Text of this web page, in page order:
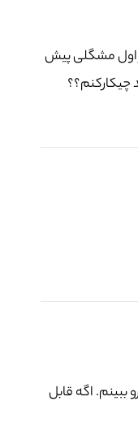
اول مشگلی پیش
چیکارکنم؟؟
ببینم. اگه قابل